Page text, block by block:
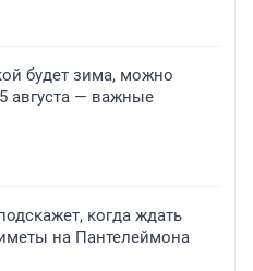
будет зима, можно
августа — важные
когда ждать
на Пантелеймона